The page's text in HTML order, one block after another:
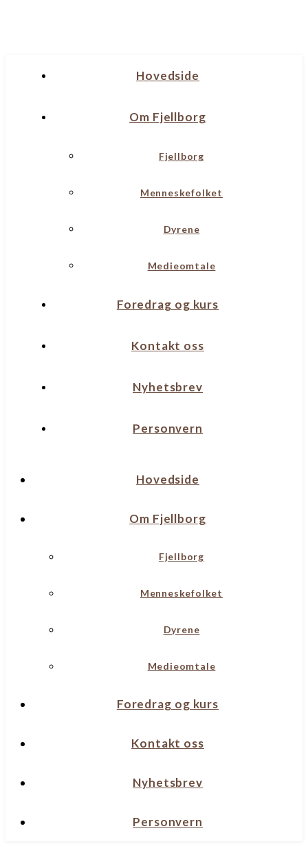
Hovedside
Om Fjellborg
Fjellborg
Menneskefolket
Dyrene
Medieomtale
Foredrag og kurs
Kontakt oss
Nyhetsbrev
Personvern
Hovedside
Om Fjellborg
Fjellborg
Menneskefolket
Dyrene
Medieomtale
Foredrag og kurs
Kontakt oss
Nyhetsbrev
Personvern